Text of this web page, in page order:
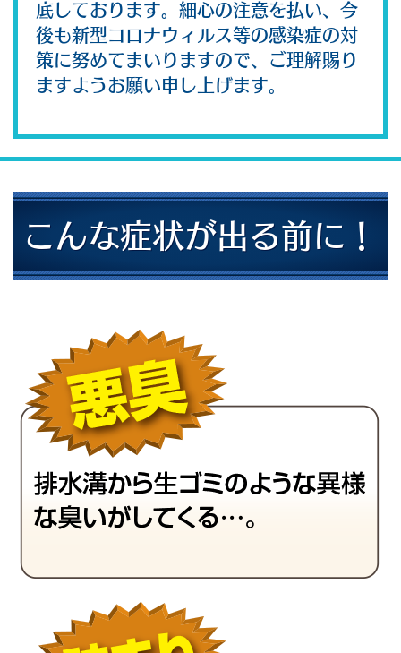
底しております。細心の注意を払い、今
後も新型コロナウィルス等の感染症の対
策に努めてまいりますので、ご理解賜り
ますようお願い申し上げます。
こんな症状が出る前に！